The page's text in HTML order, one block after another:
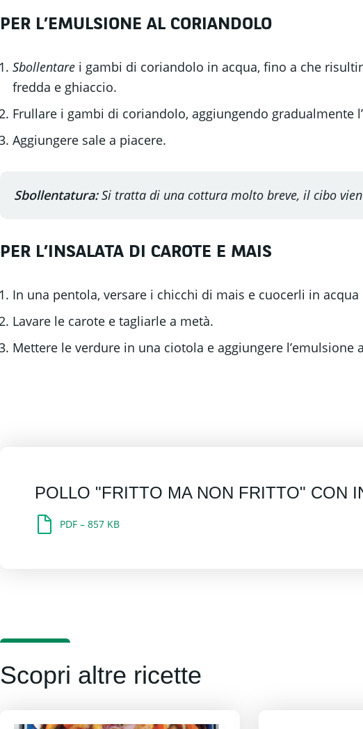
PER L’EMULSIONE AL CORIANDOLO
Sbollentare i gambi di coriandolo in acqua, fino a che
fredda e ghiaccio.
Frullare i gambi di coriandolo, aggiungendo gradualmente
Aggiungere sale a piacere.
Sbollentatura:Si tratta di una cottura molto breve, il cibo
PER L’INSALATA DI CAROTE E MAIS
In una pentola, versare i chicchi di mais e cuocerli in
Lavare le carote e tagliarle a metà.
Mettere le verdure in una ciotola e aggiungere l’emulsione
POLLO "FRITTO MA NON FRITTO" CON
PDF – 857 KB
Scopri altre ricette